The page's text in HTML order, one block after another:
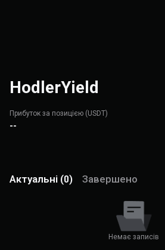
HodlerYield
Прибуток за позицією (USDT)
--
Актуальні (0) Завершено
Немає записів